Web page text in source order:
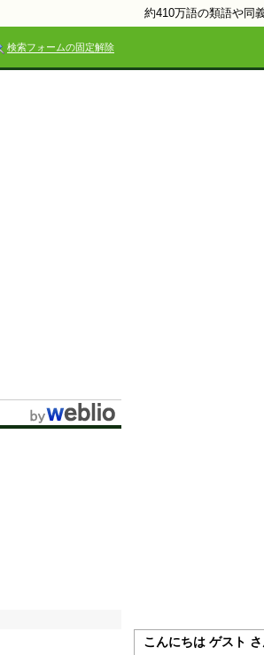
約410万語の類語や同
検索フォームの固定解除
こんにちは ゲスト